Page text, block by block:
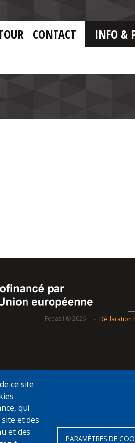
CONTACT
INFO &
Déclaration
ce site
qui
et des
et des
PARAMÈTRES DE
Fedasil © 2026